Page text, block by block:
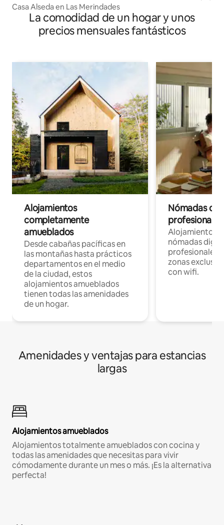
Casa Alseda en Las Merindades
La comodidad de un hogar y unos
precios mensuales fantásticos
Alojamientos
completamente
amueblados
Desde cabañas pacíficas en
las montañas hasta prácticos
departamentos en el medio
de la ciudad, estos
alojamientos amueblados
tienen todas las amenidades
de un hogar.
Nómadas
Alojamientos
nómadas
profesionales
zonas
con wifi.
Amenidades y ventajas para estancias
largas
Alojamientos amueblados
Alojamientos totalmente amueblados con cocina y
todas las amenidades que necesitas para vivir
cómodamente durante un mes o más. ¡Es la alternativa
perfecta!